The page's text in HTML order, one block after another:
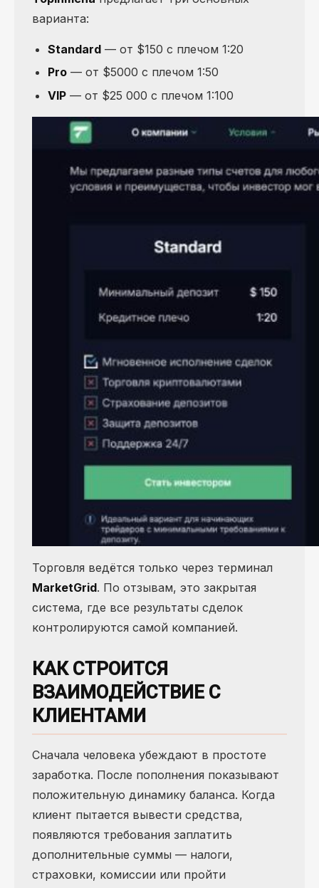
варианта:
Standard — от $150 с плечом 1:20
Pro — от $5000 с плечом 1:50
VIP — от $25 000 с плечом 1:100
Торговля ведётся только через терминал
MarketGrid. По отзывам, это закрытая
система, где все результаты сделок
контролируются самой компанией.
КАК СТРОИТСЯ
ВЗАИМОДЕЙСТВИЕ С
КЛИЕНТАМИ
Сначала человека убеждают в простоте
заработка. После пополнения показывают
положительную динамику баланса. Когда
клиент пытается вывести средства,
появляются требования заплатить
дополнительные суммы — налоги,
страховки, комиссии или пройти